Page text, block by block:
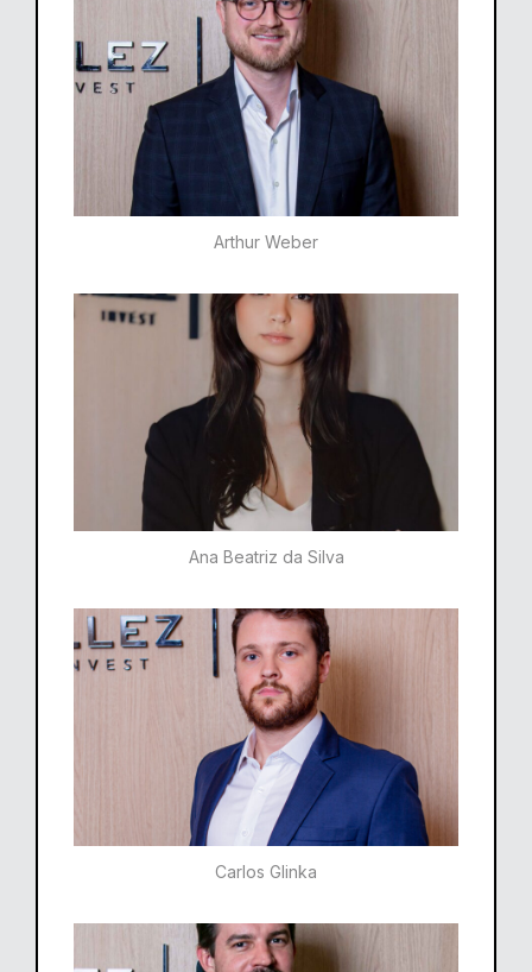
Arthur Weber
Ana Beatriz da Silva
Carlos Glinka